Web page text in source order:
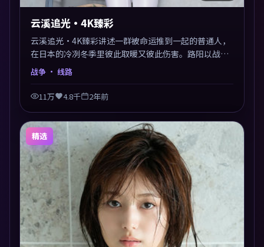
云溪追光·4K臻彩
云溪追光·4K臻彩讲述一群被命运推到一起的普通人，
在日本的冷冽冬季里彼此取暖又彼此伤害。路阳以战争
类型外壳探讨信任与背叛，映后讨论度颇高。片尾留白
开放解读，关于“选择”的主题余音绕梁。
战争 · 线路
11万 4.8千 2年前
精选